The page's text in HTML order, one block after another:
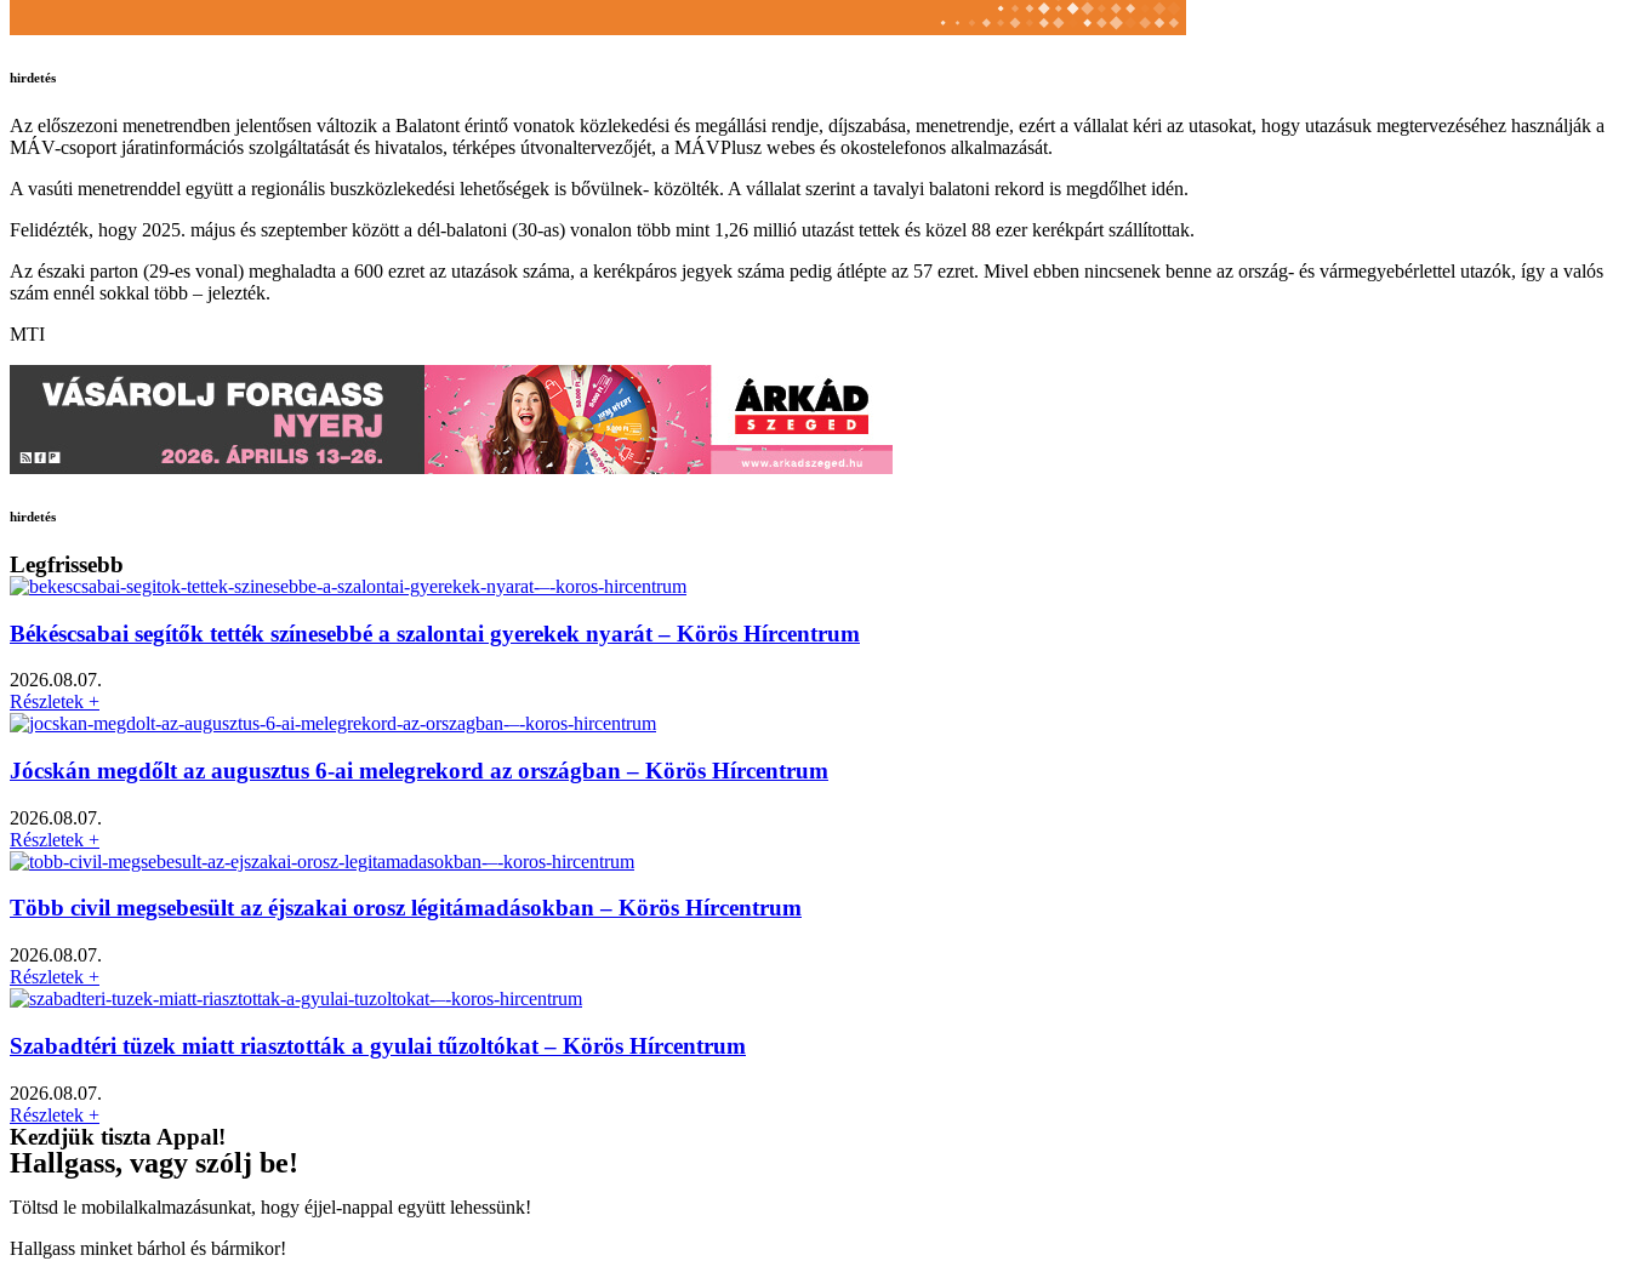
hirdetés
Az előszezoni menetrendben jelentősen változik a Balatont érintő vonatok közlekedési és megállási rendje, díjszabása, menetrendje, ezért a vállalat kéri az utasokat, hogy utazásuk megtervezéséhez használják a
MÁV-csoport járatinformációs szolgáltatását és hivatalos, térképes útvonaltervezőjét, a MÁVPlusz webes és okostelefonos alkalmazását.
A vasúti menetrenddel együtt a regionális buszközlekedési lehetőségek is bővülnek- közölték. A vállalat szerint a tavalyi balatoni rekord is megdőlhet idén.
Felidézték, hogy 2025. május és szeptember között a dél-balatoni (30-as) vonalon több mint 1,26 millió utazást tettek és közel 88 ezer kerékpárt szállítottak.
Az északi parton (29-es vonal) meghaladta a 600 ezret az utazások száma, a kerékpáros jegyek száma pedig átlépte az 57 ezret. Mivel ebben nincsenek benne az ország- és vármegyebérlettel utazók, így a valós
szám ennél sokkal több – jelezték.
MTI
hirdetés
Legfrissebb
Békéscsabai segítők tették színesebbé a szalontai gyerekek nyarát – Körös Hírcentrum
2026.08.07.
Részletek +
Jócskán megdőlt az augusztus 6-ai melegrekord az országban – Körös Hírcentrum
2026.08.07.
Részletek +
Több civil megsebesült az éjszakai orosz légitámadásokban – Körös Hírcentrum
2026.08.07.
Részletek +
Szabadtéri tüzek miatt riasztották a gyulai tűzoltókat – Körös Hírcentrum
2026.08.07.
Részletek +
Kezdjük tiszta Appal!
Hallgass, vagy szólj be!
Töltsd le mobilalkalmazásunkat, hogy éjjel-nappal együtt lehessünk!
Hallgass minket bárhol és bármikor!